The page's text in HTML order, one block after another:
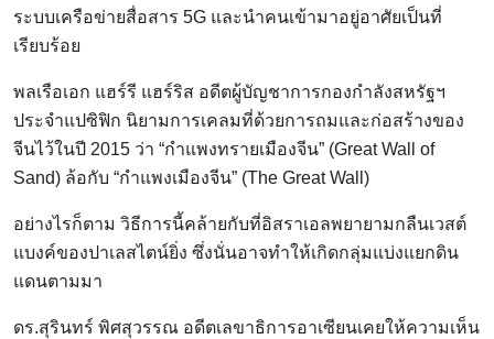
ระบบเครือข่ายสื่อสาร 5G และนำคนเข้ามาอยู่อาศัยเป็นที่
เรียบร้อย
พลเรือเอก แฮร์รี แฮร์ริส อดีตผู้บัญชาการกองกำลังสหรัฐฯ
ประจำแปซิฟิก นิยามการเคลมที่ด้วยการถมและก่อสร้างของ
จีนไว้ในปี 2015 ว่า “กำแพงทรายเมืองจีน” (Great Wall of
Sand) ล้อกับ “กำแพงเมืองจีน” (The Great Wall)
อย่างไรก็ตาม วิธีการนี้คล้ายกับที่อิสราเอลพยายามกลืนเวสต์
แบงค์ของปาเลสไตน์ยิ่ง ซึ่งนั่นอาจทำให้เกิดกลุ่มแบ่งแยกดิน
แดนตามมา
ดร.สุรินทร์ พิศสุวรรณ อดีตเลขาธิการอาเซียนเคยให้ความเห็น